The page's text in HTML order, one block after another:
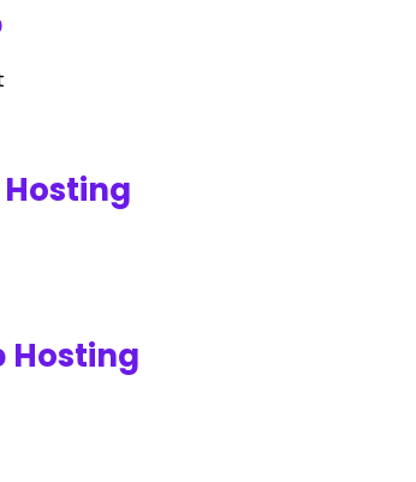
Hosting